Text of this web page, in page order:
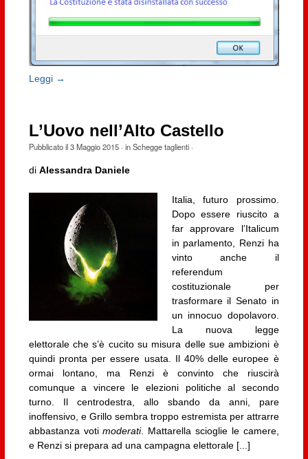
Leggi →
L’Uovo nell’Alto Castello
Pubblicato il3 Maggio 2015· inSchegge taglienti·
di Alessandra Daniele
Italia, futuro prossimo.
Dopo essere riuscito a
far approvare l’Italicum
in parlamento, Renzi ha
vinto anche il
referendum
costituzionale per
trasformare il Senato in
un innocuo dopolavoro.
La nuova legge
elettorale che s’è cucito su misura delle sue ambizioni è
quindi pronta per essere usata. Il 40% delle europee è
ormai lontano, ma Renzi è convinto che riuscirà
comunque a vincere le elezioni politiche al secondo
turno. Il centrodestra, allo sbando da anni, pare
inoffensivo, e Grillo sembra troppo estremista per attrarre
abbastanza votimoderati. Mattarella scioglie le camere,
e Renzi si prepara ad una campagna elettorale [...]